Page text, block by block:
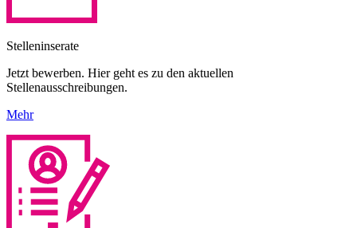
Stelleninserate
Jetzt bewerben. Hier geht es zu den aktuellen
Stellenausschreibungen.
Mehr